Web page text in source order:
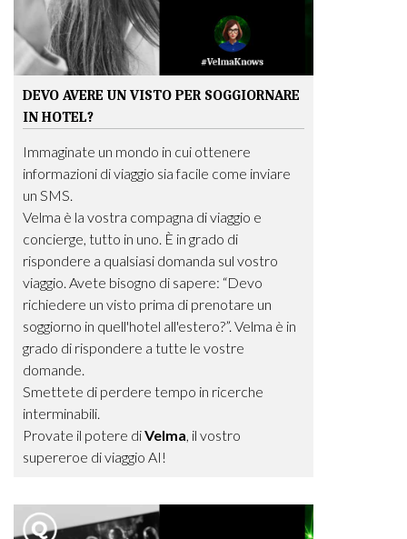
DEVO AVERE UN VISTO PER SOGGIORNARE
IN HOTEL?
Immaginate un mondo in cui ottenere
informazioni di viaggio sia facile come inviare
un SMS.
Velma è la vostra compagna di viaggio e
concierge, tutto in uno. È in grado di
rispondere a qualsiasi domanda sul vostro
viaggio. Avete bisogno di sapere: “Devo
richiedere un visto prima di prenotare un
soggiorno in quell'hotel all'estero?”. Velma è in
grado di rispondere a tutte le vostre
domande.
Smettete di perdere tempo in ricerche
interminabili.
Provate il potere diVelma, il vostro
supereroe di viaggio AI!